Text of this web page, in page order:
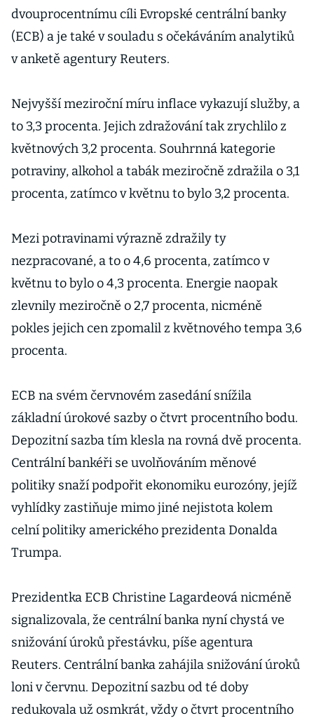
dvouprocentnímu cíli Evropské centrální banky
(ECB) a je také v souladu s očekáváním analytiků
v anketě agentury Reuters.
Nejvyšší meziroční míru inflace vykazují služby, a
to 3,3 procenta. Jejich zdražování tak zrychlilo z
květnových 3,2 procenta. Souhrnná kategorie
potraviny, alkohol a tabák meziročně zdražila o 3,1
procenta, zatímco v květnu to bylo 3,2 procenta.
Mezi potravinami výrazně zdražily ty
nezpracované, a to o 4,6 procenta, zatímco v
květnu to bylo o 4,3 procenta. Energie naopak
zlevnily meziročně o 2,7 procenta, nicméně
pokles jejich cen zpomalil z květnového tempa 3,6
procenta.
ECB na svém červnovém zasedání snížila
základní úrokové sazby o čtvrt procentního bodu.
Depozitní sazba tím klesla na rovná dvě procenta.
Centrální bankéři se uvolňováním měnové
politiky snaží podpořit ekonomiku eurozóny, jejíž
vyhlídky zastiňuje mimo jiné nejistota kolem
celní politiky amerického prezidenta Donalda
Trumpa.
Prezidentka ECB Christine Lagardeová nicméně
signalizovala, že centrální banka nyní chystá ve
snižování úroků přestávku, píše agentura
Reuters. Centrální banka zahájila snižování úroků
loni v červnu. Depozitní sazbu od té doby
redukovala už osmkrát, vždy o čtvrt procentního